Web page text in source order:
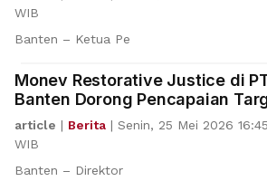
WIB
Banten – Ketua Pe
Monev Restorative Justice di
Banten Dorong Pencapaian
& Akurasi Pelaporan
article | Berita | Senin, 25 Mei 2026 16:45
WIB
Banten – Direktor